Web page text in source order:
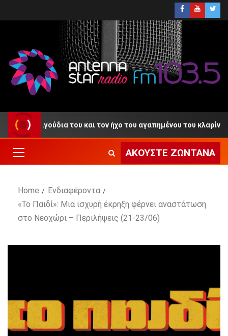
τραγούδια του και τον ήχο του αγαπημένου του κλαρίνου
ΑΚΟΎΣΤΕ ΖΩΝΤΑΝΆ
Home
Ενδιαφέροντα
«Το Παιδί»: Μια ισχυρή έκρηξη φέρνει αναστάτωση
στο Νεοχώρι – Περιλήψεις (21-23/06)